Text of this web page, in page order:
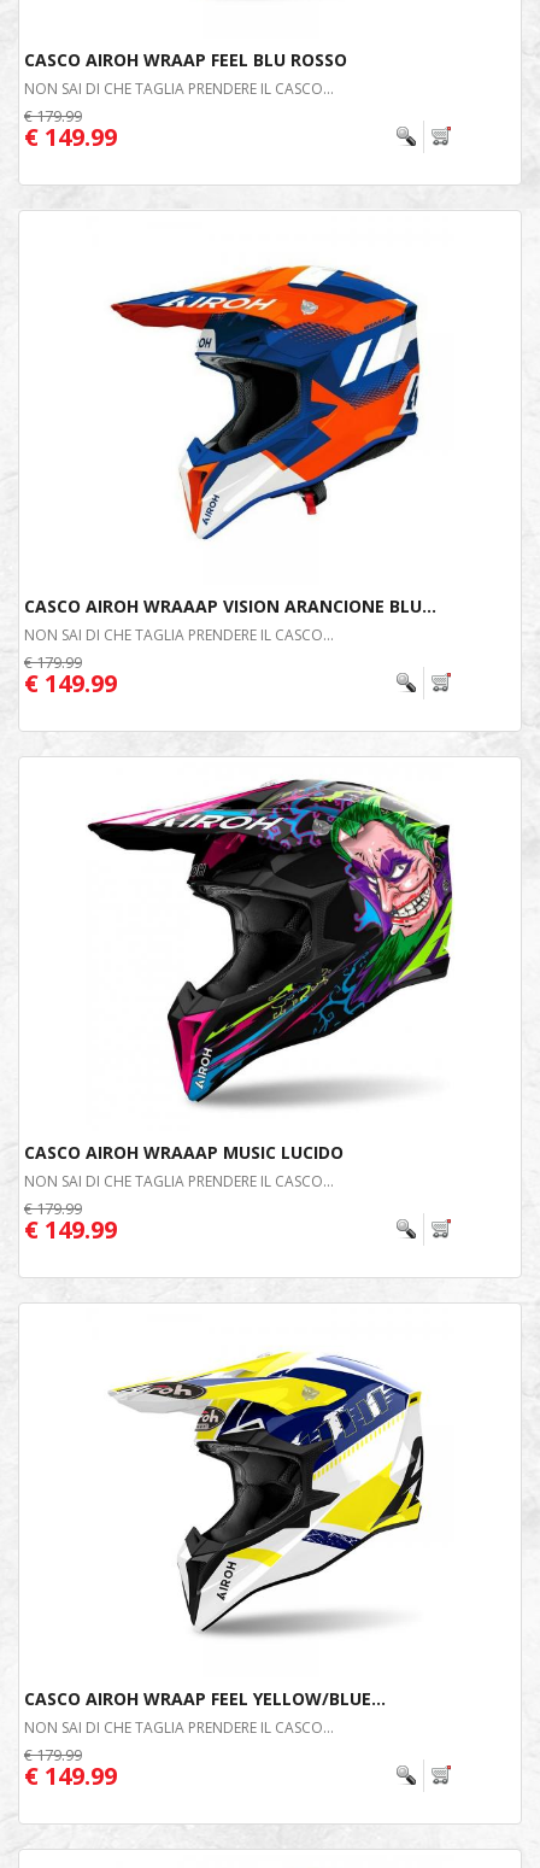
CASCO AIROH WRAAP FEEL BLU ROSSO
NON SAI DI CHE TAGLIA PRENDERE IL CASCO...
€ 179.99
€ 149.99
CASCO AIROH WRAAAP VISION ARANCIONE BLU...
NON SAI DI CHE TAGLIA PRENDERE IL CASCO...
€ 179.99
€ 149.99
CASCO AIROH WRAAAP MUSIC LUCIDO
NON SAI DI CHE TAGLIA PRENDERE IL CASCO...
€ 179.99
€ 149.99
CASCO AIROH WRAAP FEEL YELLOW/BLUE...
NON SAI DI CHE TAGLIA PRENDERE IL CASCO...
€ 179.99
€ 149.99